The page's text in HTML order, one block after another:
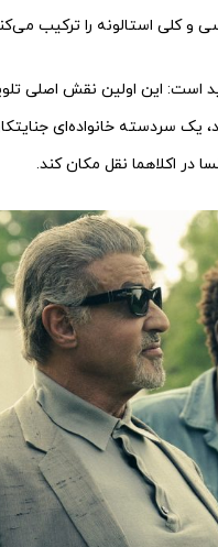
کلی استالونه را ترکیب
است: این اولین نقش اصلی
در اکلاهما نقل مکان کند.